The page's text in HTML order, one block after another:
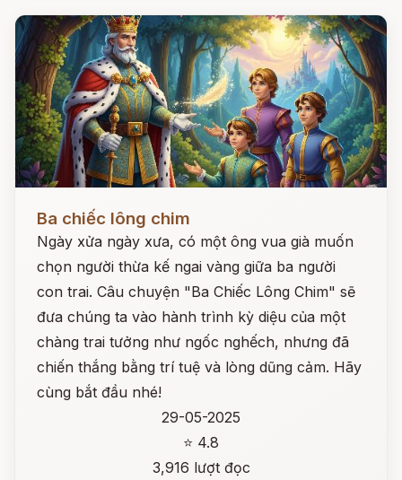
Ba chiếc lông chim
Ngày xửa ngày xưa, có một ông vua già muốn
chọn người thừa kế ngai vàng giữa ba người
con trai. Câu chuyện "Ba Chiếc Lông Chim" sẽ
đưa chúng ta vào hành trình kỳ diệu của một
chàng trai tưởng như ngốc nghếch, nhưng đã
chiến thắng bằng trí tuệ và lòng dũng cảm. Hãy
cùng bắt đầu nhé!
29-05-2025
⭐ 4.8
3,916 lượt đọc